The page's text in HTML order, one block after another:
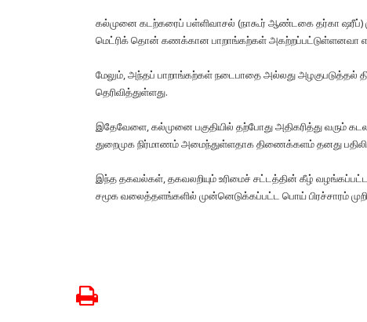
கல்முனை கடற்கரைப் பள்ளிவாசல் (நாகூர் ஆண்டகை தர்கா ஷரீப்)
மெட்ரிக் தொன் கணக்கான பாறாங்கற்கள் அகற்றப்பட்டுள்ளனவா
மேலும், அந்தப் பாறாங்கற்கள் நடைபாதை அல்லது அழகுபடுத்தல்
தெரிவித்துள்ளது.
இதேவேளை, கல்முனை பகுதியில் தற்போது அதிகரித்து வரும்
துறைமுக நிர்மாணம் அமைந்துள்ளதாக திணைக்களம் தனது பதிலில்
இந்த தகவல்கள், தகவலறியும் உரிமைச் சட்டத்தின் கீழ் வழங்கப்பட்ட
சமூக வலைத்தளங்களில் முன்னெடுக்கப்பட்ட பொய் பிரச்சாரம்